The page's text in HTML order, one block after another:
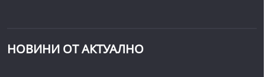
НОВИНИ ОТ АКТУАЛНО